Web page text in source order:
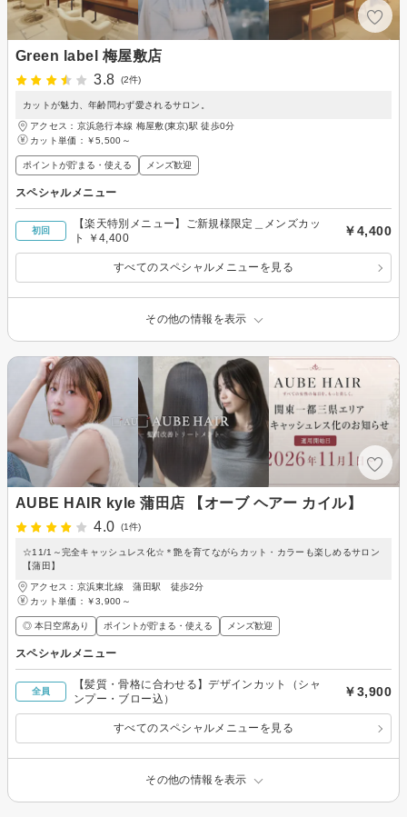
Green label 梅屋敷店
3.8
(2件)
カットが魅力、年齢問わず愛されるサロン。
アクセス：京浜急行本線 梅屋敷(東京)駅 徒歩0分
カット単価： ￥5,500～
ポイントが貯まる・使える メンズ歓迎
スペシャルメニュー
初回
【楽天特別メニュー】ご新規様限定＿メンズカッ
ト ￥4,400
￥4,400
すべてのスペシャルメニューを見る
その他の情報を表示
AUBE HAIR kyle 蒲田店 【オーブ ヘアー カイル】
4.0
(1件)
☆11/1～完全キャッシュレス化☆＊艶を育てながらカット・カラーも楽しめるサロン
【蒲田】
アクセス：京浜東北線 蒲田駅 徒歩2分
カット単価： ￥3,900～
◎ 本日空席あり ポイントが貯まる・使える メンズ歓迎
スペシャルメニュー
全員
【髪質・骨格に合わせる】デザインカット（シャ
ンプー・ブロー込）
￥3,900
すべてのスペシャルメニューを見る
その他の情報を表示